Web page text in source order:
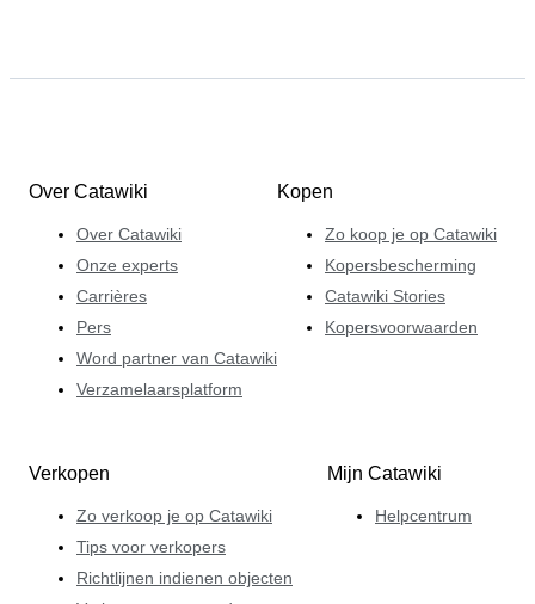
Over Catawiki
Over Catawiki
Onze experts
Carrières
Pers
Word partner van Catawiki
Verzamelaarsplatform
Kopen
Zo koop je op Catawiki
Kopersbescherming
Catawiki Stories
Kopersvoorwaarden
Verkopen
Zo verkoop je op Catawiki
Tips voor verkopers
Richtlijnen indienen objecten
Mijn Catawiki
Helpcentrum